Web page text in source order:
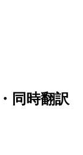
同時翻訳